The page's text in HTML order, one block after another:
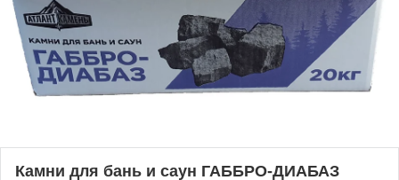
Камни для бань и саун ГАББРО-ДИАБАЗ